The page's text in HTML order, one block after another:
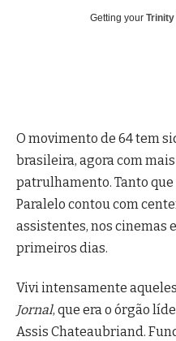
Getting your
O movimento de 64 tem
brasileira, agora com
patrulhamento. Tanto
Paralelo contou com
assistentes, nos cinemas
primeiros dias.
Vivi intensamente
Jornal, que era o órgão
Assis Chateaubriand.